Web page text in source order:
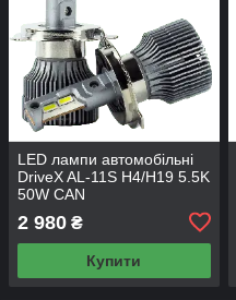
LED лампи автомобільні
DriveX AL-11S H4/H19 5.5K
50W CAN
2 980 ₴
Купити